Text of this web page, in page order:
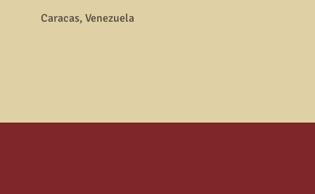
Caracas, Venezuela